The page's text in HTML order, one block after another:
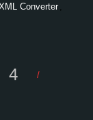
Converter
/